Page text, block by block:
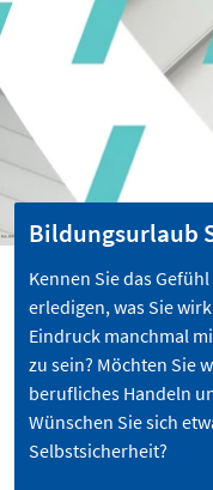
Bildungsurlaub
Kennen Sie das
erledigen, was Sie
Eindruck manchmal
zu sein? Möchten Sie
berufliches Handeln
Wünschen Sie sich
Selbstsicherheit?